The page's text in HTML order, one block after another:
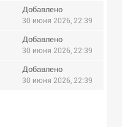
Добавлено
30 июня 2026, 22:39
Добавлено
30 июня 2026, 22:39
Добавлено
30 июня 2026, 22:39